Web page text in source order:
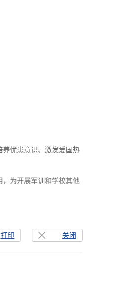
忧患意识、激发爱国热
为开展军训和学校其他
关闭
打印